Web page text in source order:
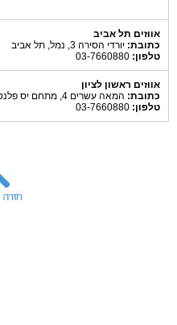
אווזים תל אביב
כתובת: יורדי הסירה 3, נמל, תל אביב
טלפון:
אווזים ראשון לציון
כתובת: המאה עשרים 4, מתחם יס פלנט, ראשון לציון
טלפון: